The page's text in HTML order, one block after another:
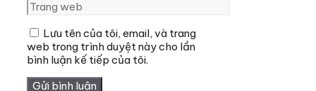
Trang
web
Lưu tên của tôi, email, và trang
web trong trình duyệt này cho lần
bình luận kế tiếp của tôi.